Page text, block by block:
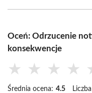
Oceń: Odrzucenie
konsekwencje
★ ★ ★ ★
Średnia ocena: 4.5